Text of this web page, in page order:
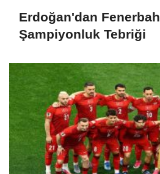
Erdoğan'dan
Şampiyonluk Tebriği